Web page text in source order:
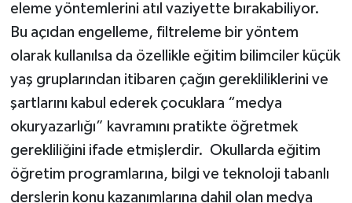
eleme yöntemlerini atıl vaziyette bırakabiliyor.
Bu açıdan engelleme, filtreleme bir yöntem
olarak kullanılsa da özellikle eğitim bilimciler küçük
yaş gruplarından itibaren çağın gerekliliklerini ve
şartlarını kabul ederek çocuklara “medya
okuryazarlığı” kavramını pratikte öğretmek
gerekliliğini ifade etmişlerdir. Okullarda eğitim
öğretim programlarına, bilgi ve teknoloji tabanlı
derslerin konu kazanımlarına dahil olan medya